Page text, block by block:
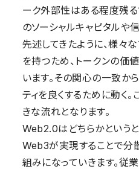
ーク外部性はある程度残る
のソーシャルキャピタルや
先述してきたように、様々
を持つため、トークンの価
います。その関心の一致か
ティを良くするために動く
きな流れとなります。
Web2.0はどちらかという
Web3が実現することで分
組みになっていきます。従